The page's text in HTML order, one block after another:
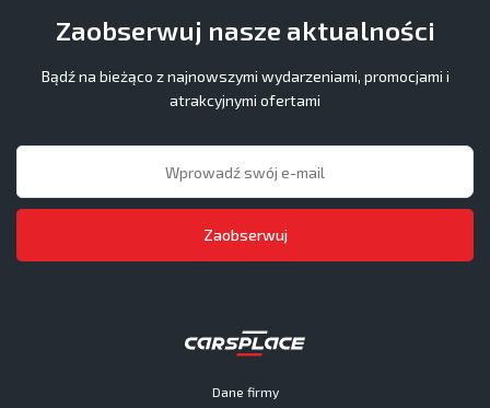
Dane firmy
Zaobserwuj nasze aktualności
Bądź na bieżąco z najnowszymi wydarzeniami, promocjami i
atrakcyjnymi ofertami
Zaobserwuj